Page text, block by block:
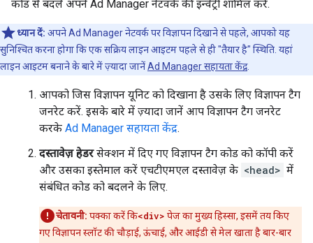
कोड से बदलें अपने Ad Manager नेटवर्क की इन्वेंट्री शामिल करें.
ध्यान दें: अपने Ad Manager नेटवर्क पर विज्ञापन दिखाने से पहले, आपको यह
सुनिश्चित करना होगा कि एक सक्रिय लाइन आइटम पहले से ही "तैयार है" स्थिति. यहां
लाइन आइटम बनाने के बारे में ज़्यादा जानेंAd Manager सहायता केंद्र.
आपको जिस विज्ञापन यूनिट को दिखाना है उसके लिए विज्ञापन टैग
जनरेट करें. इसके बारे में ज़्यादा जानें आप विज्ञापन टैग जनरेट
करके Ad Manager सहायता केंद्र.
दस्तावेज़ हेडरसेक्शन में दिए गए विज्ञापन टैग कोड को कॉपी करें
और उसका इस्तेमाल करें एचटीएमएल दस्तावेज़ के <head> में
संबंधित कोड को बदलने के लिए.
चेतावनी: पक्का करें कि<div> पेज का मुख्य हिस्सा, इसमें तय किए
गए विज्ञापन स्लॉट की चौड़ाई, ऊंचाई, और आईडी से मेल खाता है बार-बार